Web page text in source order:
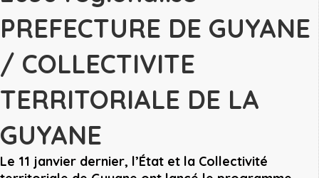
PREFECTURE DE GUYANE
/ COLLECTIVITE
TERRITORIALE DE LA
GUYANE
Le 11 janvier dernier, l’État et la Collectivité